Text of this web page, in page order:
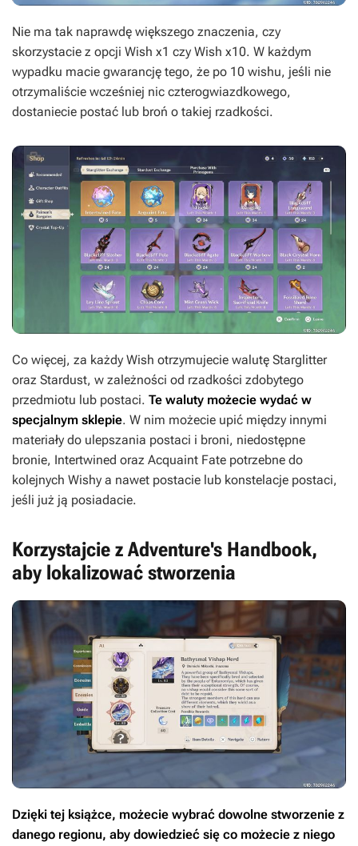
Nie ma tak naprawdę większego znaczenia, czy
skorzystacie z opcji Wish x1 czy Wish x10. W każdym
wypadku macie gwarancję tego, że po 10 wishu, jeśli nie
otrzymaliście wcześniej nic czterogwiazdkowego,
dostaniecie postać lub broń o takiej rzadkości.
Co więcej, za każdy Wish otrzymujecie walutę Starglitter
oraz Stardust, w zależności od rzadkości zdobytego
przedmiotu lub postaci. Te waluty możecie wydać w
specjalnym sklepie. W nim możecie upić między innymi
materiały do ulepszania postaci i broni, niedostępne
bronie, Intertwined oraz Acquaint Fate potrzebne do
kolejnych Wishy a nawet postacie lub konstelacje postaci,
jeśli już ją posiadacie.
Korzystajcie z Adventure's Handbook,
aby lokalizować stworzenia
Dzięki tej książce, możecie wybrać dowolne stworzenie z
danego regionu, aby dowiedzieć się co możecie z niego